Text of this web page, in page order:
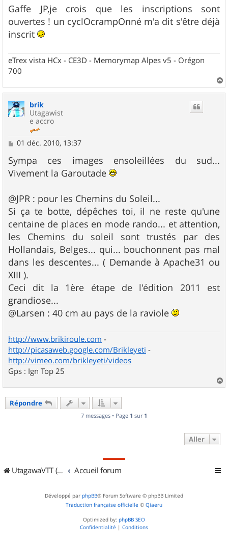
s
s
a
g
e
Gaffe JP,je crois que les inscriptions sont
ouvertes ! un cyclOcrampOnné m'a dit s'être déjà
inscrit
eTrex vista HCx - CE3D - Memorymap Alpes v5 - Orégon
700
a
brik
Utagawist
e accro
M
s
s
a
01 déc. 2010, 13:37
Sympa ces images ensoleillées du sud...
Vivement la Garoutade
@JPR : pour les Chemins du Soleil...
Si ça te botte, dépêches toi, il ne reste qu'une
centaine de places en mode rando... et attention,
les Chemins du soleil sont trustés par des
Hollandais, Belges... qui... bouchonnent pas mal
dans les descentes... ( Demande à Apache31 ou
XIII ).
Ceci dit la 1ère étape de l'édition 2011 est
grandiose...
@Larsen : 40 cm au pays de la raviole
http://www.brikiroule.com -
http://picasaweb.google.com/Brikleyeti -
http://vimeo.com/brikleyeti/videos
Gps : Ign Top 25
a
Répondre
7 messages • Page 1 sur 1
Aller
UtagawaVTT (Randos VTT et VTTAE avec traces GPS) Accueil forum
Développé par phpBB® Forum Software © phpBB Limited
Traduction française officielle © Qiaeru
Optimized by: phpBB SEO
Confidentialité | Conditions